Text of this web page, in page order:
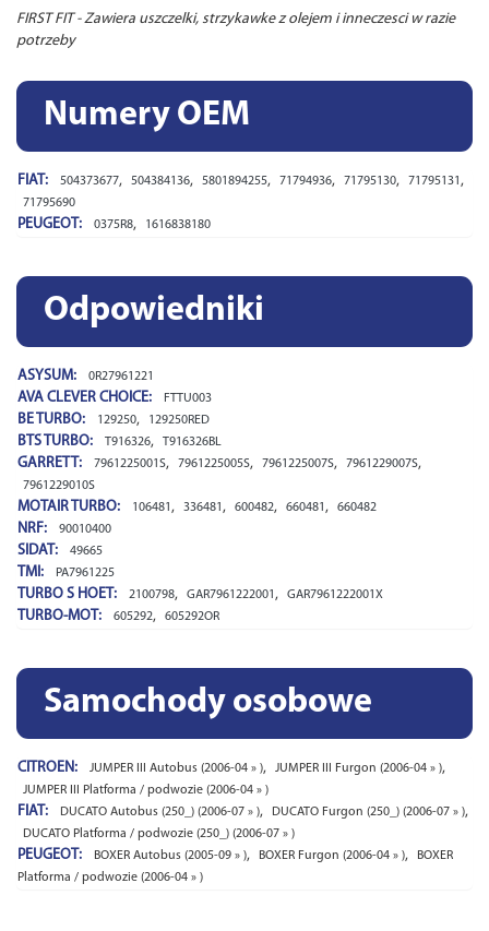
FIRST FIT - Zawiera uszczelki, strzykawke z olejem i inneczesci w razie
potrzeby
Numery OEM
FIAT: 504373677, 504384136, 5801894255, 71794936, 71795130, 71795131 ,
71795690
PEUGEOT: 0375R8, 1616838180
Odpowiedniki
ASYSUM: 0R27961221
AVA CLEVER CHOICE: FTTU003
BE TURBO: 129250, 129250RED
BTS TURBO: T916326, T916326BL
GARRETT: 7961225001S, 7961225005S, 7961225007S, 7961229007S,
7961229010S
MOTAIR TURBO: 106481 , 336481 , 600482, 660481 , 660482
NRF: 90010400
SIDAT: 49665
TMI: PA7961225
TURBO S HOET: 2100798, GAR7961222001 , GAR7961222001X
TURBO-MOT: 605292, 605292OR
Samochody osobowe
CITROEN: JUMPER III Autobus (2006-04 » ), JUMPER III Furgon (2006-04 » ),
JUMPER III Platforma / podwozie (2006-04 » )
FIAT: DUCATO Autobus (250_) (2006-07 » ), DUCATO Furgon (250_) (2006-07 » ),
DUCATO Platforma / podwozie (250_) (2006-07 » )
PEUGEOT: BOXER Autobus (2005-09 » ), BOXER Furgon (2006-04 » ),
BOXER
Platforma / podwozie (2006-04 » )